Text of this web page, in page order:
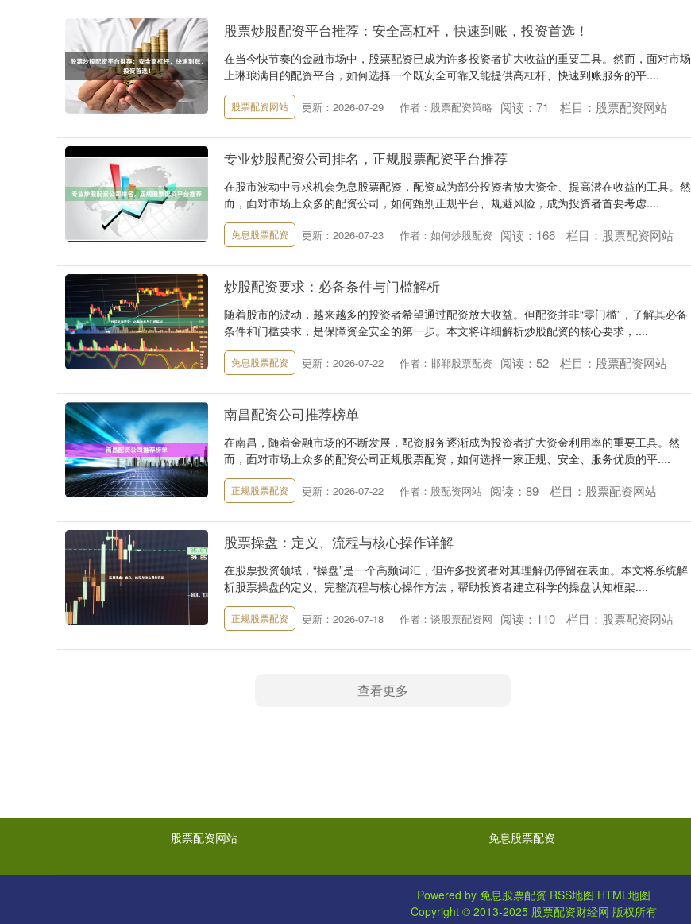
股票炒股配资平台推荐：安全高杠杆，快速到账，投资首选！
在当今快节奏的金融市场中，股票配资已成为许多投资者扩大收益的重要工具。然而，面对市场
上琳琅满目的配资平台，如何选择一个既安全可靠又能提供高杠杆、快速到账服务的平....
股票配资网站 更新：2026-07-29 作者：股票配资策略 阅读： 71 栏目： 股票配资网站
专业炒股配资公司排名，正规股票配资平台推荐
在股市波动中寻求机会免息股票配资，配资成为部分投资者放大资金、提高潜在收益的工具。然
而，面对市场上众多的配资公司，如何甄别正规平台、规避风险，成为投资者首要考虑....
免息股票配资 更新：2026-07-23 作者：如何炒股配资 阅读： 166 栏目： 股票配资网站
炒股配资要求：必备条件与门槛解析
随着股市的波动，越来越多的投资者希望通过配资放大收益。但配资并非“零门槛”，了解其必备
条件和门槛要求，是保障资金安全的第一步。本文将详细解析炒股配资的核心要求，....
免息股票配资 更新：2026-07-22 作者：邯郸股票配资 阅读： 52 栏目： 股票配资网站
南昌配资公司推荐榜单
在南昌，随着金融市场的不断发展，配资服务逐渐成为投资者扩大资金利用率的重要工具。然
而，面对市场上众多的配资公司正规股票配资，如何选择一家正规、安全、服务优质的平....
正规股票配资 更新：2026-07-22 作者：股配资网站 阅读： 89 栏目： 股票配资网站
股票操盘：定义、流程与核心操作详解
在股票投资领域，“操盘”是一个高频词汇，但许多投资者对其理解仍停留在表面。本文将系统解
析股票操盘的定义、完整流程与核心操作方法，帮助投资者建立科学的操盘认知框架....
正规股票配资 更新：2026-07-18 作者：谈股票配资网 阅读： 110 栏目： 股票配资网站
查看更多
股票配资网站 免息股票配资
Powered by 免息股票配资 RSS地图 HTML地图
Copyright © 2013-2025 股票配资财经网 版权所有